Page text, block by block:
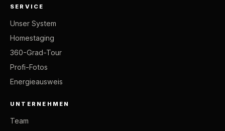
SERVICE
Unser System
Homestaging
360-Grad-Tour
Profi-Fotos
Energieausweis
UNTERNEHMEN
Team